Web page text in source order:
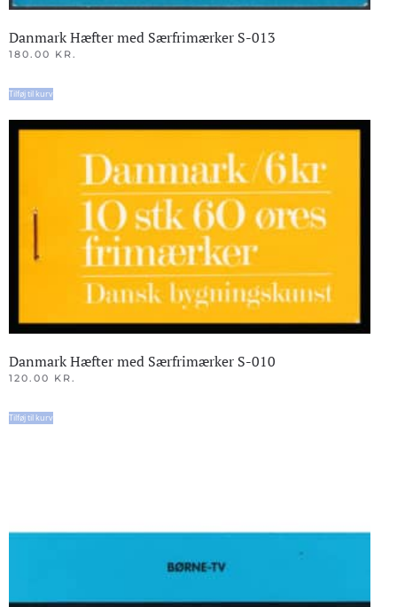
Danmark Hæfter med Særfrimærker S-013
180.00 KR.
Tilføj til kurv
Danmark Hæfter med Særfrimærker S-010
120.00 KR.
Tilføj til kurv